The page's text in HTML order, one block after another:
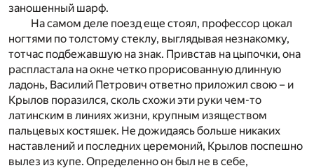
заношенный шарф.
На самом деле поезд еще стоял, профессор цокал
ногтями по толстому стеклу, выглядывая незнакомку,
тотчас подбежавшую на знак. Привстав на цыпочки, она
распластала на окне четко прорисованную длинную
ладонь, Василий Петрович ответно приложил свою – и
Крылов поразился, сколь схожи эти руки чем-то
латинским в линиях жизни, крупным изяществом
пальцевых костяшек. Не дожидаясь больше никаких
наставлений и последних церемоний, Крылов поспешно
вылез из купе. Определенно он был не в себе,